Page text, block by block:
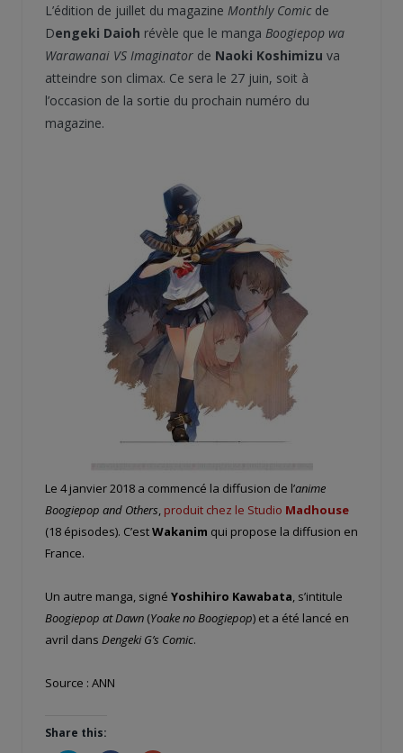
L’édition de juillet du magazine Monthly Comic de
Dengeki Daioh révèle que le manga Boogiepop wa
Warawanai VS Imaginator de Naoki Koshimizu va
atteindre son climax. Ce sera le 27 juin, soit à
l’occasion de la sortie du prochain numéro du
magazine.
Le 4 janvier 2018 a commencé la diffusion de l’anime
Boogiepop and Others, produit chez le Studio Madhouse
(18 épisodes). C’estWakanim qui propose la diffusion en
France.
Un autre manga, signé Yoshihiro Kawabata, s’intitule
Boogiepop at Dawn (Yoake no Boogiepop) et a été lancé en
avril dans Dengeki G’s Comic.
Source : ANN
Share this: